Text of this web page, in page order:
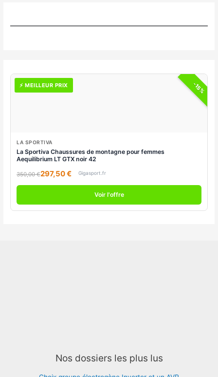
-15%
⚡ MEILLEUR PRIX
LA SPORTIVA
La Sportiva Chaussures de montagne pour femmes
Aequilibrium LT GTX noir 42
350,00 €297,50 € Gigasport.fr
Voir l'offre
Nos dossiers les plus lus